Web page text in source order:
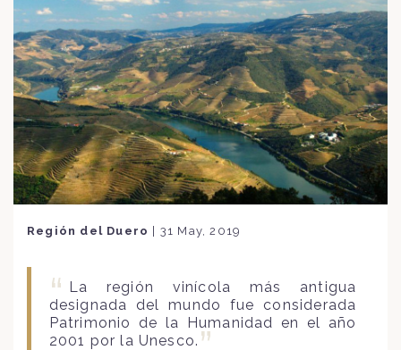
Región del Duero | 31 May, 2019
La región vinícola más antigua
designada del mundo fue considerada
Patrimonio de la Humanidad en el año
2001 por la Unesco.